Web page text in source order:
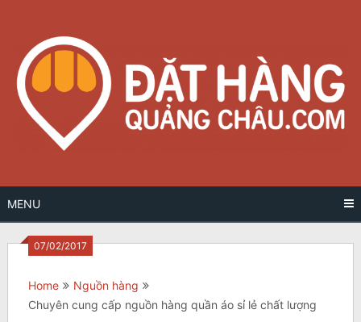
content
MENU
07/02/2017
Home
Nguồn hàng
Chuyên cung cấp nguồn hàng quần áo sỉ lẻ chất lượng